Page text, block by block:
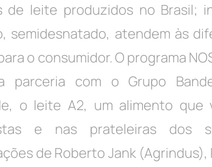
de leite produzidos no Brasil;
semidesnatado, atendem às
o consumidor. O programa
parceria com o Grupo
o leite A2, um alimento
e nas prateleiras dos
de Roberto Jank (Agrindus),